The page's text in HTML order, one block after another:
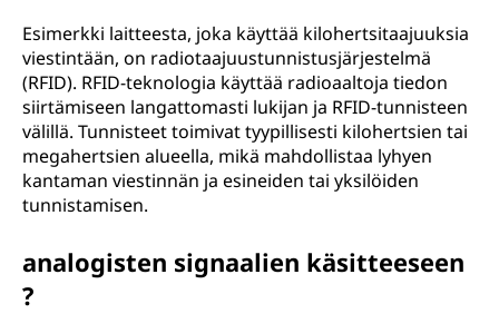
Esimerkki laitteesta, joka käyttää kilohertsitaajuuksia
viestintään, on radiotaajuustunnistusjärjestelmä
(RFID). RFID-teknologia käyttää radioaaltoja tiedon
siirtämiseen langattomasti lukijan ja RFID-tunnisteen
välillä. Tunnisteet toimivat tyypillisesti kilohertsien tai
megahertsien alueella, mikä mahdollistaa lyhyen
kantaman viestinnän ja esineiden tai yksilöiden
tunnistamisen.
analogisten signaalien käsitteeseen
?